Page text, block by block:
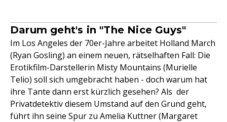
Darum geht's in "The Nice Guys"
Im Los Angeles der 70er-Jahre arbeitet Holland March
(Ryan Gosling) an einem neuen, rätselhaften Fall: Die
Erotikfilm-Darstellerin Misty Mountains (Murielle
Telio) soll sich umgebracht haben - doch warum hat
ihre Tante dann erst kürzlich gesehen? Als der
Privatdetektiv diesem Umstand auf den Grund geht,
führt ihn seine Spur zu Amelia Kuttner (Margaret